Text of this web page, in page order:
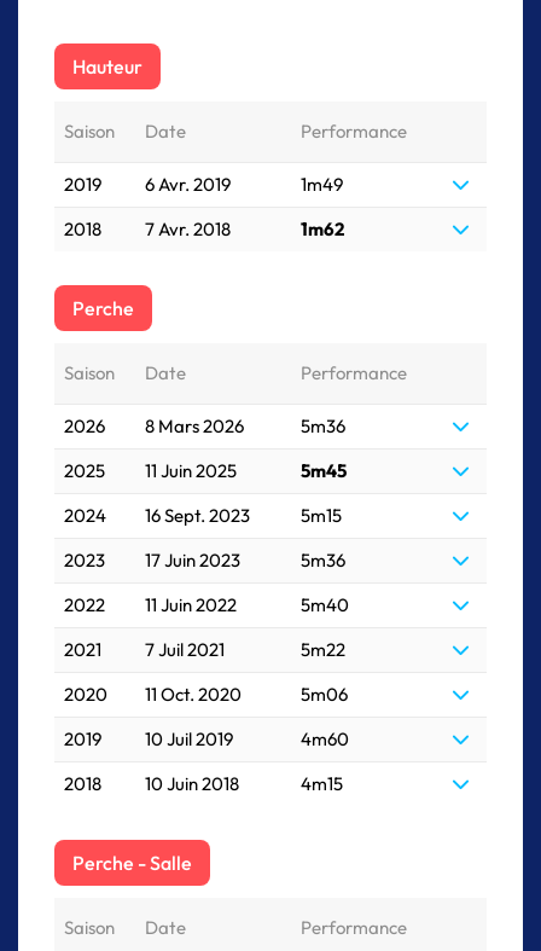
Hauteur
Saison Date Performance
2019 6 Avr. 2019
1m49
2018
7 Avr. 2018 1m62
Perche
Saison Date Performance
2026 8 Mars 2026
5m36
2025
11 Juin 2025
5m45
2024
16 Sept. 2023
5m15
2023
17 Juin 2023
5m36
2022
11 Juin 2022
5m40
2021
7 Juil 2021
5m22
2020
11 Oct. 2020
5m06
2019
10 Juil 2019
4m60
2018
10 Juin 2018 4m15
Perche - Salle
Saison Date Performance